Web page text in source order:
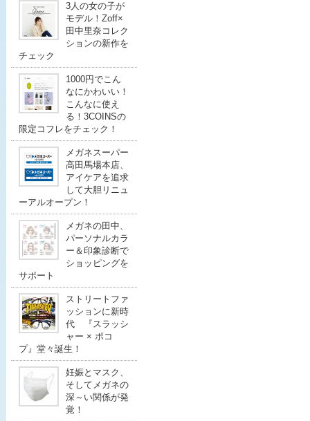
3人の女の子が
モデル！Zoff×
田中里奈コレク
ションの新作を
チェック
1000円でこん
なにかわいい！
こんなに使え
る！3COINSの
限定コフレをチェック！
メガネスーパー
高田馬場本店、
アイケアを追求
して大胆リニュ
ーアルオープン！
メガネの田中、
パーソナルカラ
ー＆印象診断で
ショッピングを
サポート
ストリートファ
ッションに新時
代 『スラッシ
ャー × ポコ
プ』堂々誕生！
妊娠とマスク、
そしてメガネの
深～い関係が発
覚！